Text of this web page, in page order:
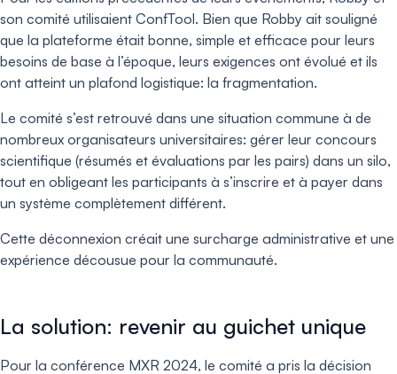
son comité utilisaient ConfTool. Bien que Robby ait souligné
que la plateforme était bonne, simple et efficace pour leurs
besoins de base à l’époque, leurs exigences ont évolué et ils
ont atteint un plafond logistique: la fragmentation.
Le comité s’est retrouvé dans une situation commune à de
nombreux organisateurs universitaires: gérer leur concours
scientifique (résumés et évaluations par les pairs) dans un silo,
tout en obligeant les participants à s’inscrire et à payer dans
un système complètement différent.
Cette déconnexion créait une surcharge administrative et une
expérience décousue pour la communauté.
La solution: revenir au guichet unique
Pour la conférence MXR 2024, le comité a pris la décision